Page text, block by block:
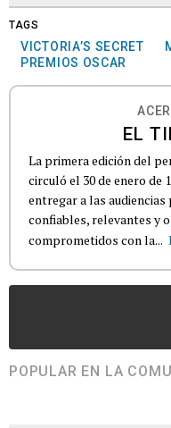
TAGS
VICTORIA’S SECRET
PREMIOS OSCAR
EL
La primera edición del
circuló el 30 de enero de
entregar a las
confiables, relevantes y
comprometidos con la...
POPULAR EN LA